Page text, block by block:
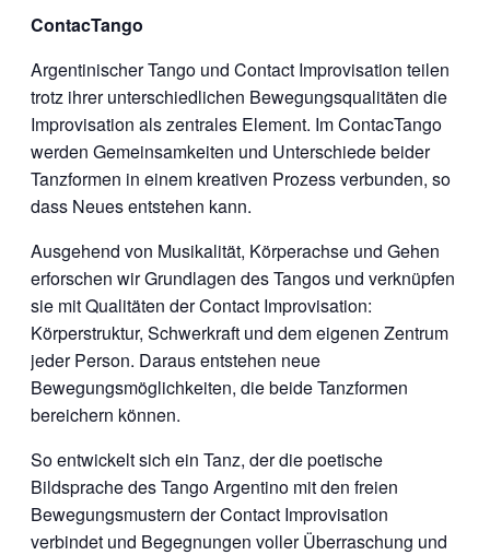
ContacTango
Argentinischer Tango und Contact Improvisation teilen
trotz ihrer unterschiedlichen Bewegungsqualitäten die
Improvisation als zentrales Element. Im ContacTango
werden Gemeinsamkeiten und Unterschiede beider
Tanzformen in einem kreativen Prozess verbunden, so
dass Neues entstehen kann.
Ausgehend von Musikalität, Körperachse und Gehen
erforschen wir Grundlagen des Tangos und verknüpfen
sie mit Qualitäten der Contact Improvisation:
Körperstruktur, Schwerkraft und dem eigenen Zentrum
jeder Person. Daraus entstehen neue
Bewegungsmöglichkeiten, die beide Tanzformen
bereichern können.
So entwickelt sich ein Tanz, der die poetische
Bildsprache des Tango Argentino mit den freien
Bewegungsmustern der Contact Improvisation
verbindet und Begegnungen voller Überraschung und